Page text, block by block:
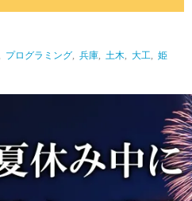
プログラミング 兵庫 土木 大工
姫